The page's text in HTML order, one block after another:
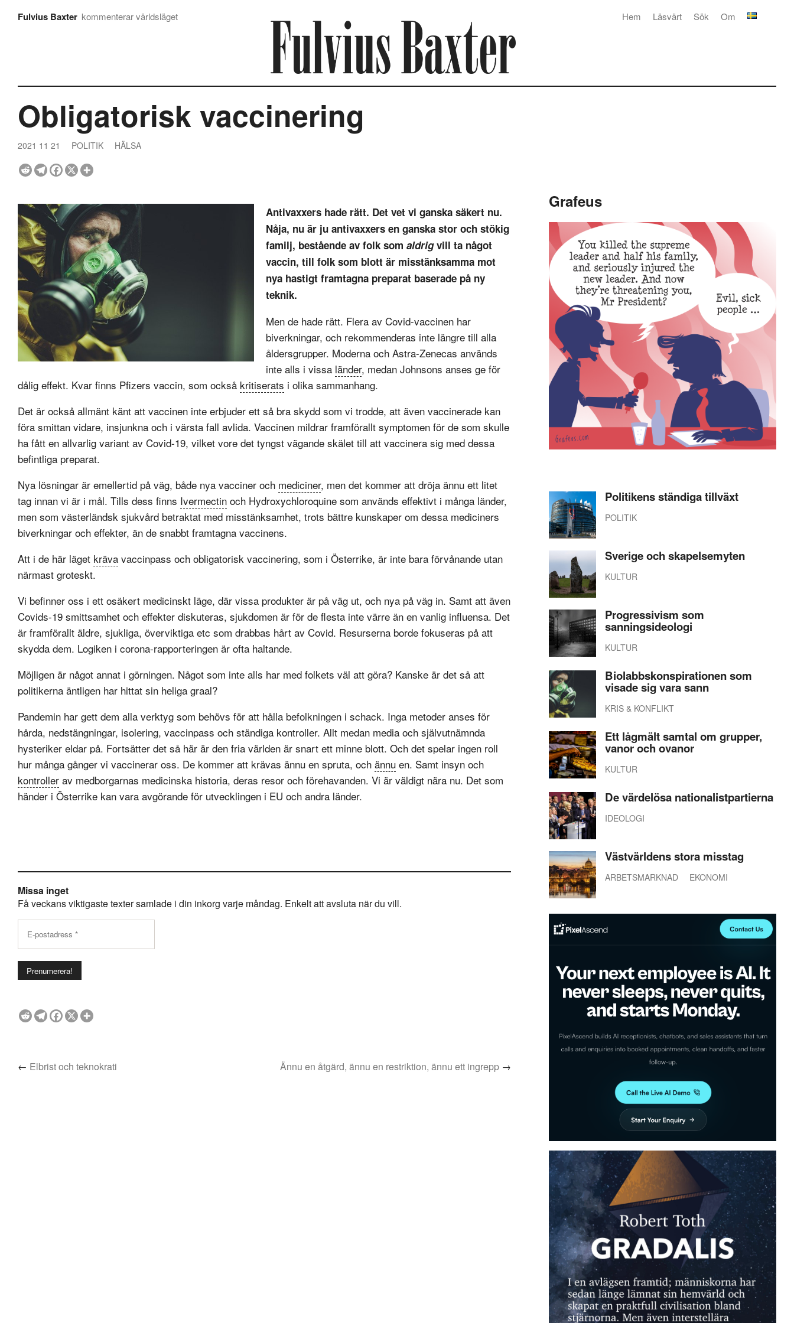
Fulvius Baxter kommenterar världsläget Om
Sök
Läsvärt
Hem
Obligatorisk vaccinering
2021 11 21 POLITIK HÄLSA
Antivaxxers hade rätt. Det vet vi ganska säkert nu.
Nåja, nu är ju antivaxxers en ganska stor och stökig
familj, bestående av folk som aldrigvill ta något
vaccin, till folk som blott är misstänksamma mot
nya hastigt framtagna preparat baserade på ny
teknik.
Men de hade rätt. Flera av Covid-vaccinen har
biverkningar, och rekommenderas inte längre till alla
åldersgrupper. Moderna och Astra-Zenecas används
inte alls i vissa länder, medan Johnsons anses ge för
dålig effekt. Kvar finns Pfizers vaccin, som också kritiserats i olika sammanhang.
Det är också allmänt känt att vaccinen inte erbjuder ett så bra skydd som vi trodde, att även vaccinerade kan
föra smittan vidare, insjunkna och i värsta fall avlida. Vaccinen mildrar framförallt symptomen för de som skulle
ha fått en allvarlig variant av Covid-19, vilket vore det tyngst vägande skälet till att vaccinera sig med dessa
befintliga preparat.
Nya lösningar är emellertid på väg, både nya vacciner och mediciner, men det kommer att dröja ännu ett litet
tag innan vi är i mål. Tills dess finns Ivermectin och Hydroxychloroquine som används effektivt i många länder,
men som västerländsk sjukvård betraktat med misstänksamhet, trots bättre kunskaper om dessa mediciners
biverkningar och effekter, än de snabbt framtagna vaccinens.
Att i de här läget kräva vaccinpass och obligatorisk vaccinering, som i Österrike, är inte bara förvånande utan
närmast groteskt.
Vi befinner oss i ett osäkert medicinskt läge, där vissa produkter är på väg ut, och nya på väg in. Samt att även
Covids-19 smittsamhet och effekter diskuteras, sjukdomen är för de flesta inte värre än en vanlig influensa. Det
är framförallt äldre, sjukliga, överviktiga etc som drabbas hårt av Covid. Resurserna borde fokuseras på att
skydda dem. Logiken i corona-rapporteringen är ofta haltande.
Möjligen är något annat i görningen. Något som inte alls har med folkets väl att göra? Kanske är det så att
politikerna äntligen har hittat sin heliga graal?
Pandemin har gett dem alla verktyg som behövs för att hålla befolkningen i schack. Inga metoder anses för
hårda, nedstängningar, isolering, vaccinpass och ständiga kontroller. Allt medan media och självutnämnda
hysteriker eldar på. Fortsätter det så här är den fria världen är snart ett minne blott. Och det spelar ingen roll
hur många gånger vi vaccinerar oss. De kommer att krävas ännu en spruta, och ännu en. Samt insyn och
kontroller av medborgarnas medicinska historia, deras resor och förehavanden. Vi är väldigt nära nu. Det som
händer i Österrike kan vara avgörande för utvecklingen i EU och andra länder.
Missa inget
Få veckans viktigaste texter samlade i din inkorg varje måndag. Enkelt att avsluta när du vill.
← Elbrist och teknokrati Ännu en åtgärd, ännu en restriktion, ännu ett ingrepp→
Grafeus
Politikens ständiga tillväxt
POLITIK
Sverige och skapelsemyten
KULTUR
Progressivism som
sanningsideologi
KULTUR
Biolabbskonspirationen som
visade sig vara sann
KRIS & KONFLIKT
Ett lågmält samtal om grupper,
vanor och ovanor
KULTUR
De värdelösa nationalistpartierna
IDEOLOGI
Västvärldens stora misstag
ARBETSMARKNAD EKONOMI